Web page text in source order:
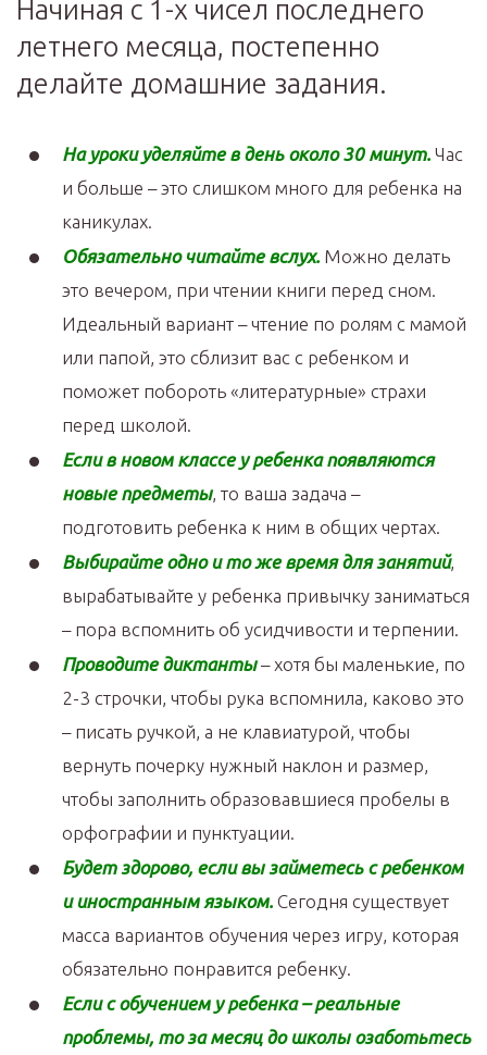
Начиная с 1-х чисел последнего
летнего месяца, постепенно
делайте домашние задания.
На уроки уделяйте в день около 30 минут. Час
и больше – это слишком много для ребенка на
каникулах.
Обязательно читайте вслух. Можно делать
это вечером, при чтении книги перед сном.
Идеальный вариант – чтение по ролям с мамой
или папой, это сблизит вас с ребенком и
поможет побороть «литературные» страхи
перед школой.
Если в новом классе у ребенка появляются
новые предметы, то ваша задача –
подготовить ребенка к ним в общих чертах.
Выбирайте одно и то же время для занятий,
вырабатывайте у ребенка привычку заниматься
– пора вспомнить об усидчивости и терпении.
Проводите диктанты– хотя бы маленькие, по
2-3 строчки, чтобы рука вспомнила, каково это
– писать ручкой, а не клавиатурой, чтобы
вернуть почерку нужный наклон и размер,
чтобы заполнить образовавшиеся пробелы в
орфографии и пунктуации.
Будет здорово, если вы займетесь с ребенком
и иностранным языком. Сегодня существует
масса вариантов обучения через игру, которая
обязательно понравится ребенку.
Если с обучением у ребенка – реальные
проблемы, то за месяц до школы озаботьтесь